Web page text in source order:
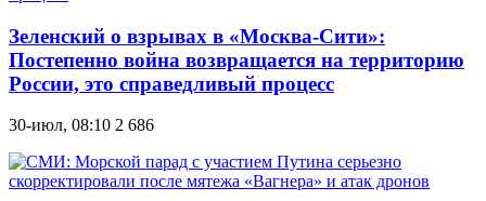
Зеленский о взрывах в «Москва-Сити»:
Постепенно война возвращается на территорию
России, это справедливый процесс
30-июл, 08:10 2 686